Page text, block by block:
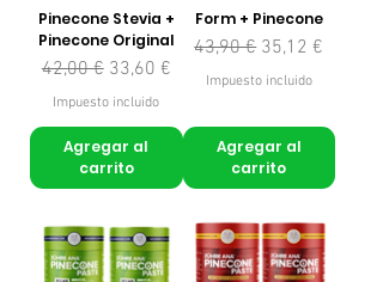
Pinecone Stevia +
Pinecone Original
Precio
42,00 € Precio de oferta
33,60 €
Impuesto incluido
Agregar al
carrito
Form + Pinecone
Precio
43,90 € Precio de oferta
35,12 €
Impuesto incluido
Agregar al
carrito